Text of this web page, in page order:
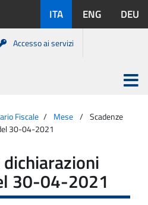
disponibili:
ITA ENG DEU
Accesso ai servizi
Apri
menu
Fiscale Mese
Scadenze
30-04-2021
30-04-2021